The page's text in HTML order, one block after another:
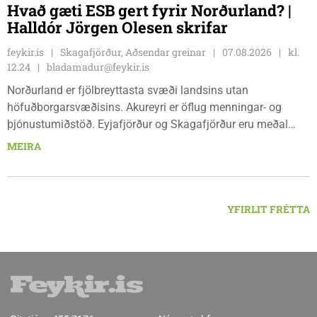
Hvað gæti ESB gert fyrir Norðurland? |
Halldór Jörgen Olesen skrifar
feykir.is Skagafjörður, Aðsendar greinar 07.08.2026
kl.
12.24
bladamadur@feykir.is
Norðurland er fjölbreyttasta svæði landsins utan
höfuðborgarsvæðisins. Akureyri er öflug menningar- og
þjónustumiðstöð. Eyjafjörður og Skagafjörður eru meðal
bestu landbúnaðarsvæða landsins. Dalvík, Siglufjörður og
svæðinu er verið að þróa orkuverkefni og nýsköpun.
MEIRA
YFIRLIT FRÉTTA